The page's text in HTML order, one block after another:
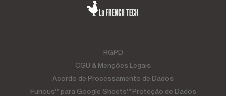
RGPD
CGU & Menções Legais
Acordo de Processamento de Dados
Furious™ para Google Sheets™ Proteção de Dados